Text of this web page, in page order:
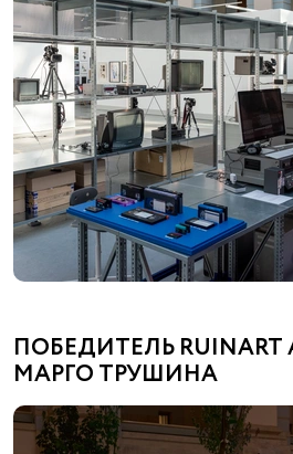
ПОБЕДИТЕЛЬ RUINART
МАРГО ТРУШИНА